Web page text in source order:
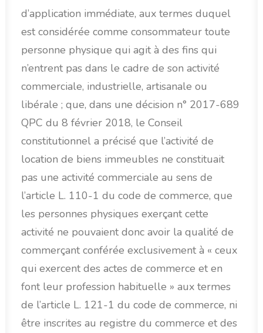
d’application immédiate, aux termes duquel
est considérée comme consommateur toute
personne physique qui agit à des fins qui
n’entrent pas dans le cadre de son activité
commerciale, industrielle, artisanale ou
libérale ; que, dans une décision n° 2017-689
QPC du 8 février 2018, le Conseil
constitutionnel a précisé que l’activité de
location de biens immeubles ne constituait
pas une activité commerciale au sens de
l’article L. 110-1 du code de commerce, que
les personnes physiques exerçant cette
activité ne pouvaient donc avoir la qualité de
commerçant conférée exclusivement à « ceux
qui exercent des actes de commerce et en
font leur profession habituelle » aux termes
de l’article L. 121-1 du code de commerce, ni
être inscrites au registre du commerce et des